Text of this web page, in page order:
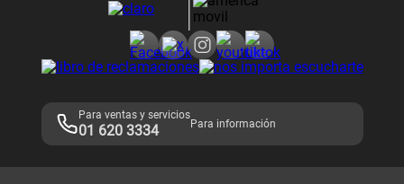
Adquirientes iPhone 6, 6S y SE
Mensaje de Seguridad
Términos y Condiciones de Tienda Claro
Libro de Reclamaciones
Para ventas y servicios
01 620 3334 Para información